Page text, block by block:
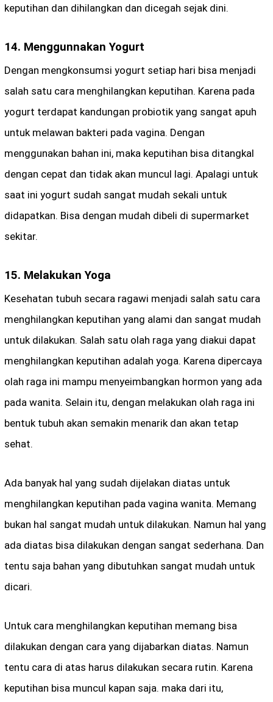
keputihan dan dihilangkan dan dicegah sejak dini.
14. Menggunnakan Yogurt
Dengan mengkonsumsi yogurt setiap hari bisa menjadi
salah satu cara menghilangkan keputihan. Karena pada
yogurt terdapat kandungan probiotik yang sangat apuh
untuk melawan bakteri pada vagina. Dengan
menggunakan bahan ini, maka keputihan bisa ditangkal
dengan cepat dan tidak akan muncul lagi. Apalagi untuk
saat ini yogurt sudah sangat mudah sekali untuk
didapatkan. Bisa dengan mudah dibeli di supermarket
sekitar.
15. Melakukan Yoga
Kesehatan tubuh secara ragawi menjadi salah satu cara
menghilangkan keputihan yang alami dan sangat mudah
untuk dilakukan. Salah satu olah raga yang diakui dapat
menghilangkan keputihan adalah yoga. Karena dipercaya
olah raga ini mampu menyeimbangkan hormon yang ada
pada wanita. Selain itu, dengan melakukan olah raga ini
bentuk tubuh akan semakin menarik dan akan tetap
sehat.
Ada banyak hal yang sudah dijelakan diatas untuk
menghilangkan keputihan pada vagina wanita. Memang
bukan hal sangat mudah untuk dilakukan. Namun hal yang
ada diatas bisa dilakukan dengan sangat sederhana. Dan
tentu saja bahan yang dibutuhkan sangat mudah untuk
dicari.
Untuk cara menghilangkan keputihan memang bisa
dilakukan dengan cara yang dijabarkan diatas. Namun
tentu cara di atas harus dilakukan secara rutin. Karena
keputihan bisa muncul kapan saja. maka dari itu,